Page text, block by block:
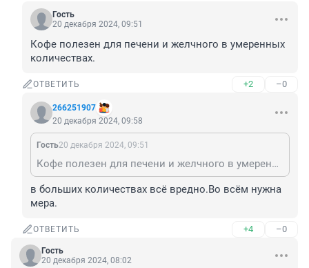
Гость
20 декабря 2024, 09:51
Кофе полезен для печени и желчного в умеренных
количествах.
ОТВЕТИТЬ +2 –0
266251907
20 декабря 2024, 09:58
Гость20 декабря 2024, 09:51
Кофе полезен для печени и желчного в умеренных количествах.
в больших количествах всё вредно.Во всём нужна
мера.
ОТВЕТИТЬ +4 –0
Гость
20 декабря 2024, 08:02